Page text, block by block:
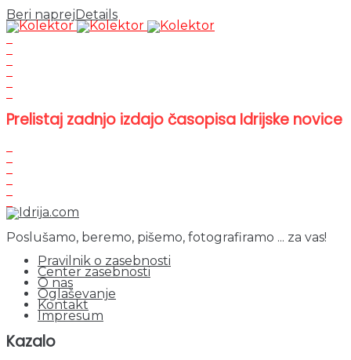
Beri naprej Details
Prelistaj zadnjo izdajo časopisa Idrijske novice
Poslušamo, beremo, pišemo, fotografiramo ... za vas!
Pravilnik o zasebnosti
Center zasebnosti
O nas
Oglaševanje
Kontakt
Impresum
Kazalo